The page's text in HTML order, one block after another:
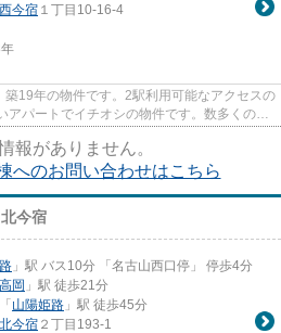
西今宿 １丁目10-16-4
19年の物件です。2駅利用可能なアクセスの
パートでイチオシの物件です。数多くの物
報がありません。
へのお問い合わせはこちら
今宿
」駅 バス10分 「名古山西口停」 停歩4分
岡 」駅 徒歩21分
「山陽姫路 」駅 徒歩45分
北今宿 ２丁目193-1